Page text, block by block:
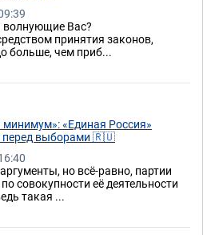
Вас?
принятия законов,
больше, чем приб...
«Единая Россия»
перед выборами 🇷🇺
но всё-равно, партии
совокупности её деятельности
такая ...